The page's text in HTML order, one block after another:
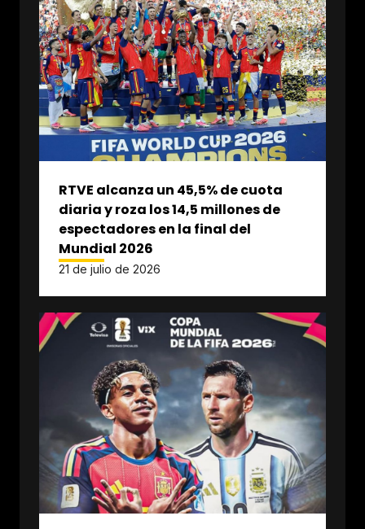
RTVE alcanza un 45,5% de cuota
diaria y roza los 14,5 millones de
espectadores en la final del
Mundial 2026
21 de julio de 2026